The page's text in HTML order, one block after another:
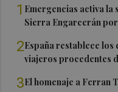
1 Emergencias activa la
Sierra Engarcerán
2España restablece
viajeros procedentes
3El homenaje a Ferran